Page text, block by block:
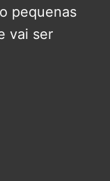
pequenas
vai ser